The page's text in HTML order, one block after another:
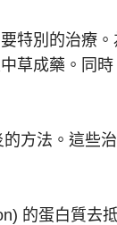
特別的治療
草成藥。同
方法。這些
的蛋白質去